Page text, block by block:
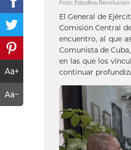
Foto: Estudios Revolucion
El General de
Comisión Central
encuentro, al que
Comunista de
en las que los
continuar